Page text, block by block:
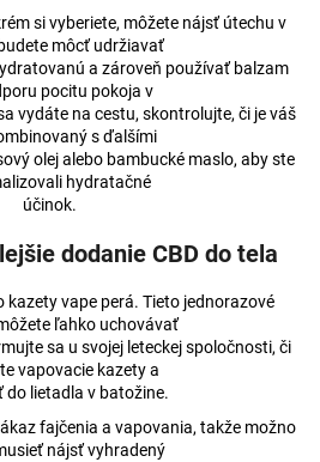
si vyberiete, môžete nájsť útechu v
môcť udržiavať
a zároveň používať balzam
pocitu pokoja v
vydáte na cestu, skontrolujte, či je váš
s ďalšími
olej alebo bambucké maslo, aby ste
hydratačné
účinok.
dodanie CBD do tela
kazety vape perá. Tieto jednorazové
ľahko uchovávať
sa u svojej leteckej spoločnosti, či
vapovacie kazety a
do lietadla v batožine.
fajčenia a vapovania, takže možno
nájsť vyhradený